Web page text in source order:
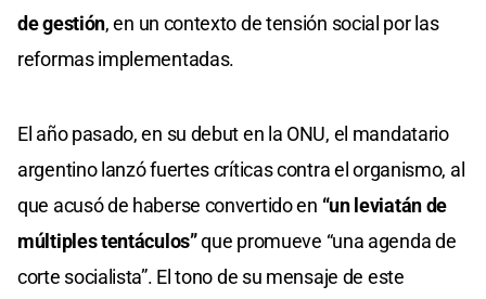
de gestión, en un contexto de tensión social por las
reformas implementadas.
El año pasado, en su debut en la ONU, el mandatario
argentino lanzó fuertes críticas contra el organismo, al
que acusó de haberse convertido en “un leviatán de
múltiples tentáculos”que promueve “una agenda de
corte socialista”. El tono de su mensaje de este